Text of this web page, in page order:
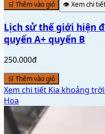
🛒 Thêm vào giỏ 👁️ Xem chi
Lịch sử thế giới hiện
quyển A+ quyển B
250.000đ
🛒 Thêm vào giỏ
Xem chi tiết Kia khoảng
Hoa